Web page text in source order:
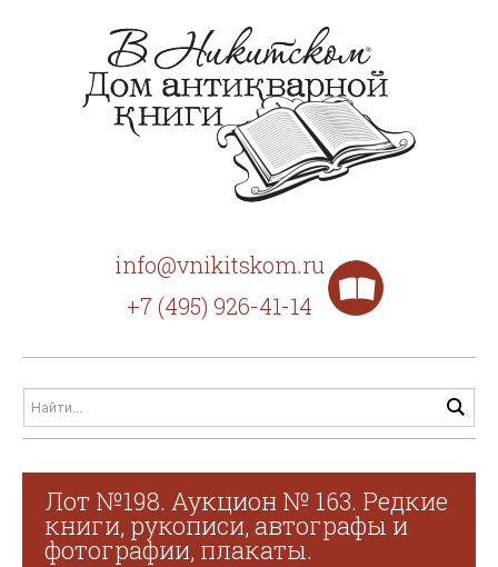
info@vnikitskom.ru
+7 (495) 926-41-14
Лот №198. Аукцион № 163. Редкие
книги, рукописи, автографы и
фотографии, плакаты.